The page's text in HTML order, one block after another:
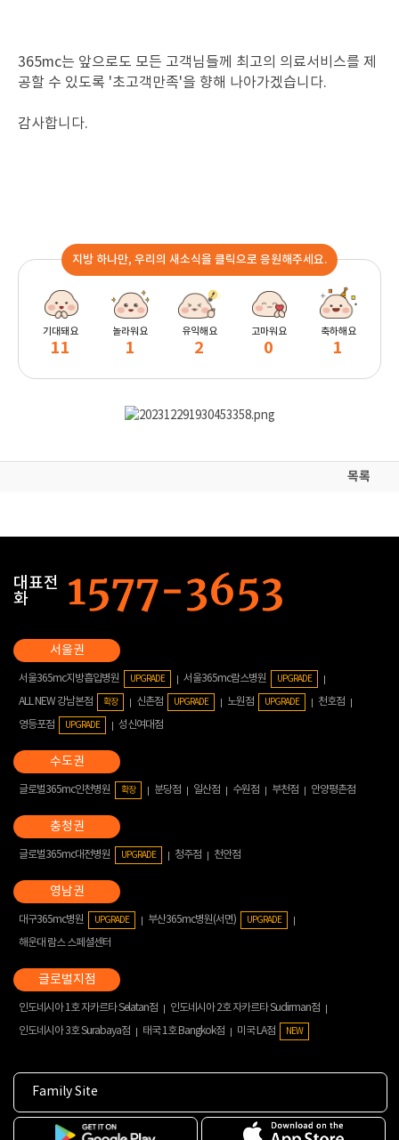
365mc는 앞으로도 모든 고객님들께 최고의 의료서비스를 제
공할 수 있도록 '초고객만족'을 향해 나아가겠습니다.
감사합니다.
지방 하나만, 우리의 새소식을 클릭으로 응원해주세요.
기대돼요
11
놀라워요
1
유익해요
2
고마워요
0
축하해요
1
목록
대표전
화
서울365mc지방흡입병원 UPGRADE 서울365mc람스병원 UPGRADE
ALL NEW 강남본점 확장 신촌점 UPGRADE 노원점 UPGRADE
천호점
영등포점
UPGRADE 성신여대점
글로벌365mc인천병원 확장 분당점 일산점 수원점 부천점 안양평촌점
글로벌365mc대전병원 UPGRADE 청주점 천안점
대구365mc병원 UPGRADE 부산365mc병원(서면) UPGRADE
해운대 람스 스페셜센터
인도네시아 1호 자카르타 Selatan점
인도네시아 2호 자카르타 Sudirman점
인도네시아 3호 Surabaya점
태국 1호 Bangkok점 미국 LA점 NEW
Family Site